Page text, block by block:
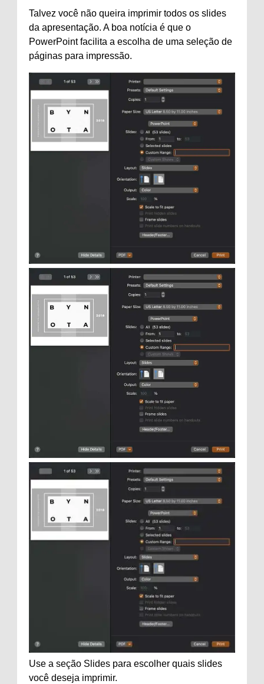
Talvez você não queira imprimir todos os slides
da apresentação. A boa notícia é que o
PowerPoint facilita a escolha de uma seleção de
páginas para impressão.
Use a seção Slides para escolher quais slides
você deseja imprimir.